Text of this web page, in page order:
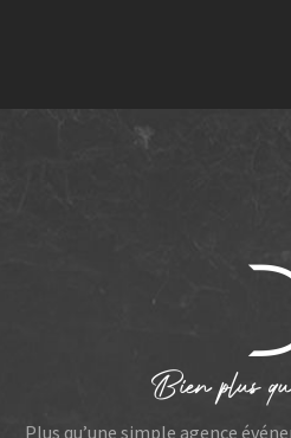
Plus qu’une simple agence